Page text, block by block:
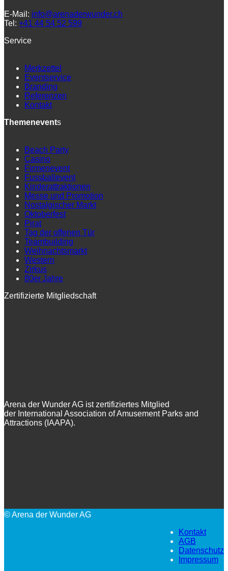
E-Mail: info@arenaderwunder.ch
Tel: +41 44 54 52 599
Service
Merkzettel
Eventservice
Branding
Referenzen
Kontakt
Themenevents
Beach Party
Casino
Firmenevent
Fussballevent
Kinderattraktionen
Messe und Promotion
Nostalgischer Markt
Oktoberfest
Pirat
Tag der offenen Tür
Teambuilding
Weihnachtsmarkt
Western
Zirkus
80er Jahre
Zertifizierte Mitgliedschaft
Arena der Wunder AG ist zertifiziertes Mitglied
der International Association of Amusement Parks and
Attractions (IAAPA).
© Arena der Wunder AG
Kontakt
AGB
Datenschutz
Impressum